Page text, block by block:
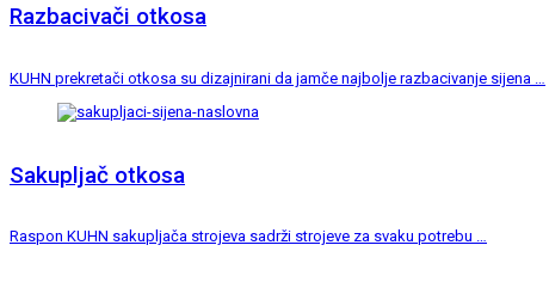
Razbacivači otkosa
KUHN prekretači otkosa su dizajnirani da jamče najbolje razbacivanje sijena …
Sakupljač otkosa
Raspon KUHN sakupljača strojeva sadrži strojeve za svaku potrebu …